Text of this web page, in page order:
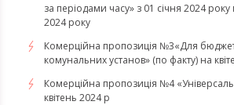
за періодами часу» з 01 січня 2024 року
2024 року
Комерційна пропозиція №3«Для
комунальних установ» (по факту) на
Комерційна пропозиція №4
квітень 2024 р